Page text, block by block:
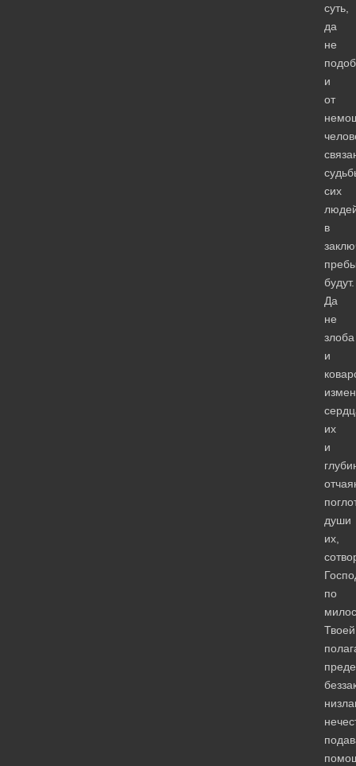
суть,
да
не
и
от
сих
в
будут.
Да
не
злоба
и
их
и
души
их,
по